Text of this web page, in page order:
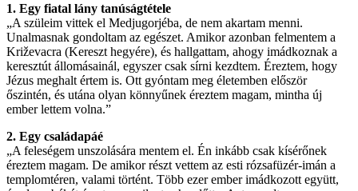
1. Egy fiatal lány tanúságtétele
„A szüleim vittek el Medjugorjéba, de nem akartam menni.
Unalmasnak gondoltam az egészet. Amikor azonban felmentem a
Križevacra (Kereszt hegyére), és hallgattam, ahogy imádkoznak a
keresztút állomásainál, egyszer csak sírni kezdtem. Éreztem, hogy
Jézus meghalt értem is. Ott gyóntam meg életemben először
őszintén, és utána olyan könnyűnek éreztem magam, mintha új
ember lettem volna.”
2. Egy családapáé
„A feleségem unszolására mentem el. Én inkább csak kísérőnek
éreztem magam. De amikor részt vettem az esti rózsafüzér-imán a
templomtéren, valami történt. Több ezer ember imádkozott együtt,